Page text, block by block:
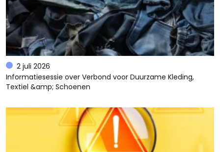
2 juli 2026
Informatiesessie over Verbond voor Duurzame Kleding,
Textiel &amp; Schoenen